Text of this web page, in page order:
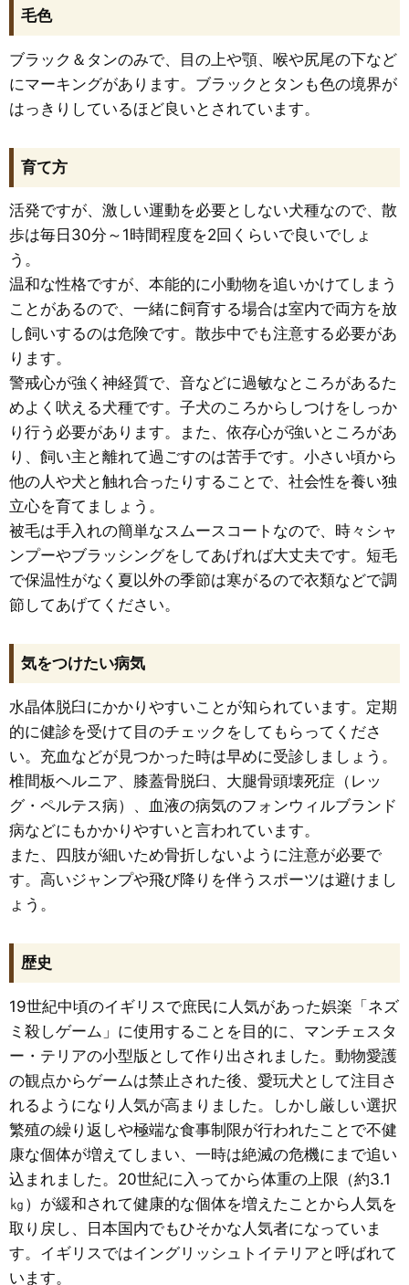
毛色
ブラック＆タンのみで、目の上や顎、喉や尻尾の下など
にマーキングがあります。ブラックとタンも色の境界が
はっきりしているほど良いとされています。
育て方
活発ですが、激しい運動を必要としない犬種なので、散
歩は毎日30分～1時間程度を2回くらいで良いでしょ
う。
温和な性格ですが、本能的に小動物を追いかけてしまう
ことがあるので、一緒に飼育する場合は室内で両方を放
し飼いするのは危険です。散歩中でも注意する必要があ
ります。
警戒心が強く神経質で、音などに過敏なところがあるた
めよく吠える犬種です。子犬のころからしつけをしっか
り行う必要があります。また、依存心が強いところがあ
り、飼い主と離れて過ごすのは苦手です。小さい頃から
他の人や犬と触れ合ったりすることで、社会性を養い独
立心を育てましょう。
被毛は手入れの簡単なスムースコートなので、時々シャ
ンプーやブラッシングをしてあげれば大丈夫です。短毛
で保温性がなく夏以外の季節は寒がるので衣類などで調
節してあげてください。
気をつけたい病気
水晶体脱臼にかかりやすいことが知られています。定期
的に健診を受けて目のチェックをしてもらってくださ
い。充血などが見つかった時は早めに受診しましょう。
椎間板ヘルニア、膝蓋骨脱臼、大腿骨頭壊死症（レッ
グ・ペルテス病）、血液の病気のフォンウィルブランド
病などにもかかりやすいと言われています。
また、四肢が細いため骨折しないように注意が必要で
す。高いジャンプや飛び降りを伴うスポーツは避けまし
ょう。
歴史
19世紀中頃のイギリスで庶民に人気があった娯楽「ネズ
ミ殺しゲーム」に使用することを目的に、マンチェスタ
ー・テリアの小型版として作り出されました。動物愛護
の観点からゲームは禁止された後、愛玩犬として注目さ
れるようになり人気が高まりました。しかし厳しい選択
繁殖の繰り返しや極端な食事制限が行われたことで不健
康な個体が増えてしまい、一時は絶滅の危機にまで追い
込まれました。20世紀に入ってから体重の上限（約3.1
㎏）が緩和されて健康的な個体を増えたことから人気を
取り戻し、日本国内でもひそかな人気者になっていま
す。イギリスではイングリッシュトイテリアと呼ばれて
います。